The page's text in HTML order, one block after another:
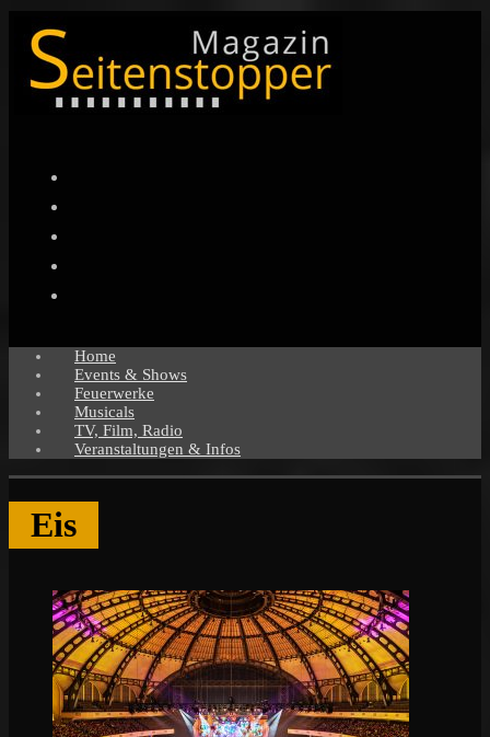
Home
Events & Shows
Feuerwerke
Musicals
TV, Film, Radio
Veranstaltungen & Infos
Eis